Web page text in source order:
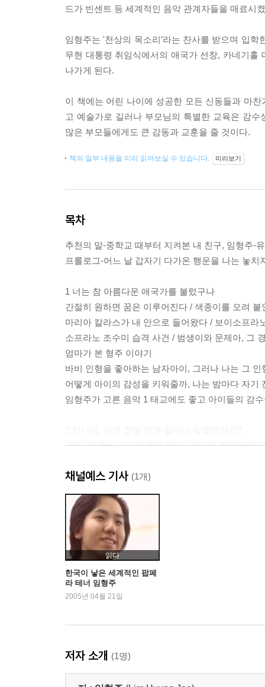
드가 빈센트 등 세계적인 음악 관계자들을 매료시
임형주는 '천상의 목소리’라는 찬사를 받으며 입
무현 대통령 취임식에서의 애국가 선창, 카네기
나가게 된다.
이 책에는 어린 나이에 성공한 모든 신동들과 마
고 예술가로 길러나 부모님의 특별한 교육은 감
많은 부모들에게도 큰 감동과 교훈을 줄 것이다.
책의 일부 내용을 미리 읽어보실 수 있습니다. 미리보기
목차
추천의 말-중학교 때부터 지켜본 내 친구, 임형주-
프롤로그-어느 날 갑자기 다가온 행운을 나는 놓치
1 너는 참 아름다운 애국가를 불렀구나
간절히 원하면 꿈은 이루어진다 / 색종이를 오려 붙
마리아 칼라스가 내 안으로 들어왔다 / 보이소프라
소프라노 조수미 습격 사건 / 범생이와 문제아, 그
엄마가 본 형주 이야기
바비 인형을 좋아하는 남자아이, 그러나 나는 그
어떻게 아이의 감성을 키워줄까, 나는 밤마다 자기
임형주가 고른 음악 1 태교에도 좋고 아이들의 감
그래, 세계는 넓고 우물은 좁다 / 당신도 들어보면
심사위원석에서 터져 나온 박수 / 미국의 카네기홀
엄마가 본 형주 이야기
어차피 인생이란 홀로 가는 것, 독립심이야말로 최
진정한 아티스트가 되려면 ‘가난’과 ‘고생’마저도
임형주가 고른 음악 2 우울할 때 들으면 기분이 상
임형주가 고른 음악 3 공부할 때 들으면 집중력이
3 샐리 가든에는 은빛 비가 내린다
‘소니 임형주’가 아닌 ‘대한민국 임형주’ / 서서라
무대 뒤에서도 무대 위에서도 형주는 철저한 프로
별난 아티스트의 엄마로 산다는 게 어떤 건지 아세
채널예스 기사 (1개)
읽다
한국이 낳은 세계적인 팝페
라 테너 임형주
2005년 04월 21일
저자 소개 (1명)